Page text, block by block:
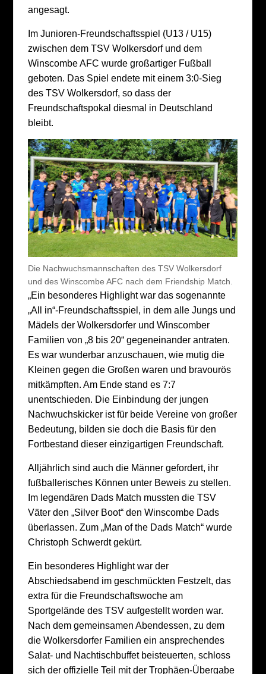
angesagt.
Im Junioren-Freundschaftsspiel (U13 / U15)
zwischen dem TSV Wolkersdorf und dem
Winscombe AFC wurde großartiger Fußball
geboten. Das Spiel endete mit einem 3:0-Sieg
des TSV Wolkersdorf, so dass der
Freundschaftspokal diesmal in Deutschland
bleibt.
Die Nachwuchsmannschaften des TSV Wolkersdorf
und des Winscombe AFC nach dem Friendship Match.
„Ein besonderes Highlight war das sogenannte
„All in“-Freundschaftsspiel, in dem alle Jungs und
Mädels der Wolkersdorfer und Winscomber
Familien von „8 bis 20“ gegeneinander antraten.
Es war wunderbar anzuschauen, wie mutig die
Kleinen gegen die Großen waren und bravourös
mitkämpften. Am Ende stand es 7:7
unentschieden. Die Einbindung der jungen
Nachwuchskicker ist für beide Vereine von großer
Bedeutung, bilden sie doch die Basis für den
Fortbestand dieser einzigartigen Freundschaft.
Alljährlich sind auch die Männer gefordert, ihr
fußballerisches Können unter Beweis zu stellen.
Im legendären Dads Match mussten die TSV
Väter den „Silver Boot“ den Winscombe Dads
überlassen. Zum „Man of the Dads Match“ wurde
Christoph Schwerdt gekürt.
Ein besonderes Highlight war der
Abschiedsabend im geschmückten Festzelt, das
extra für die Freundschaftswoche am
Sportgelände des TSV aufgestellt worden war.
Nach dem gemeinsamen Abendessen, zu dem
die Wolkersdorfer Familien ein ansprechendes
Salat- und Nachtischbuffet beisteuerten, schloss
sich der offizielle Teil mit der Trophäen-Übergabe